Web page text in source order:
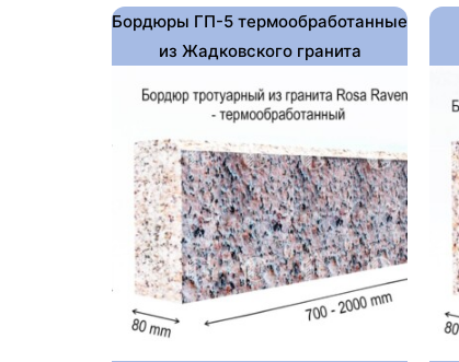
Бордюры ГП-5 термообработанные
из Жадковского гранита